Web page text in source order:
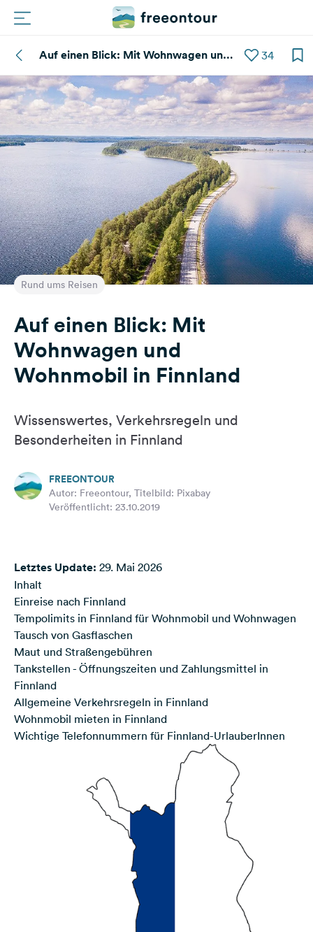
Plätze
Magazin
Partner
Registrieren
Einloggen
Newsletter
Feedback
Sprache:
Deutsch
uns
auf
Facebook
Auf einen Blick: Mit Wohnwagen und
34
Rund ums Reisen
Auf einen Blick: Mit
Wohnwagen und
Wohnmobil in Finnland
Wissenswertes, Verkehrsregeln und
Besonderheiten in Finnland
FREEONTOUR
Autor: Freeontour, Titelbild: Pixabay
Veröffentlicht: 23.10.2019
Letztes Update: 29. Mai 2026
Inhalt
Einreise nach Finnland
Tempolimits in Finnland für Wohnmobil und Wohnwagen
Tausch von Gasflaschen
Maut und Straßengebühren
Tankstellen - Öffnungszeiten und Zahlungsmittel in
Finnland
Allgemeine Verkehrsregeln in Finnland
Wohnmobil mieten in Finnland
Wichtige Telefonnummern für Finnland-UrlauberInnen